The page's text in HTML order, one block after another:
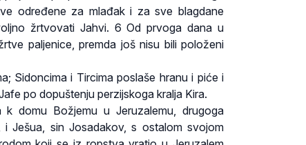
određene za mlađak i za sve blagdane
žrtvovati Jahvi. 6 Od prvoga dana u
paljenice, premda još nisu bili položeni
Sidoncima i Tircima poslaše hranu i piće i
po dopuštenju perzijskoga kralja Kira.
domu Božjemu u Jeruzalemu, drugoga
i Ješua, sin Josadakov, s ostalom svojom